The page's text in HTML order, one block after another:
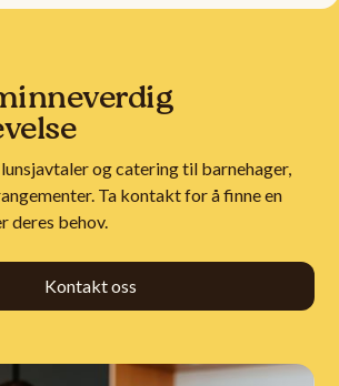
og catering til barnehager,
Ta kontakt for å finne en
deres behov.
Kontakt oss